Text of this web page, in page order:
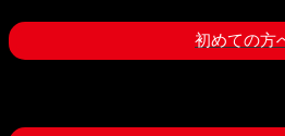
初めての方